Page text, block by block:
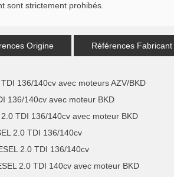
sont strictement prohibés.
Origine Références Fabricant
136/140cv avec moteurs AZV/BKD
136/140cv avec moteur BKD
TDI 136/140cv avec moteur BKD
2.0 TDI 136/140cv
2.0 TDI 136/140cv
2.0 TDI 140cv avec moteur BKD